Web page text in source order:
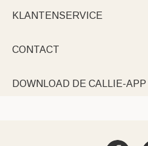
KLANTENSERVICE
CONTACT
DOWNLOAD DE CALLIE-APP